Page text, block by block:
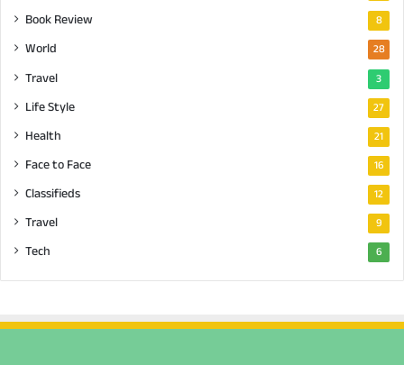
Book Review 8
World 28
Travel 3
Life Style 27
Health 21
Face to Face 16
Classifieds 12
Travel 9
Tech 6